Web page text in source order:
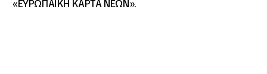
«ΕΥΡΩΠΑΪΚΗ ΚΑΡΤΑ ΝΕΩΝ».